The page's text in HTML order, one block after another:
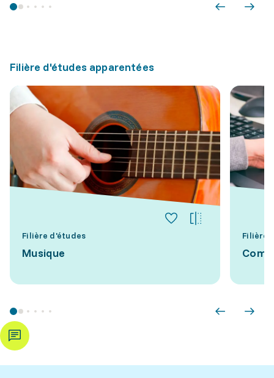
Filière d'études apparentées
Filière d'études
Musique
Filière